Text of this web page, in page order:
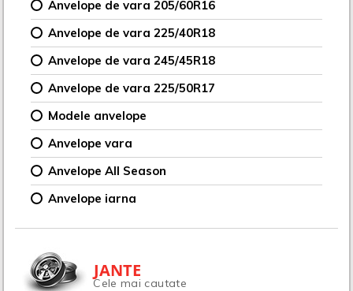
Anvelope de vara 205/60R16
Anvelope de vara 225/40R18
Anvelope de vara 245/45R18
Anvelope de vara 225/50R17
Modele anvelope
Anvelope vara
Anvelope All Season
Anvelope iarna
JANTE
Cele mai cautate